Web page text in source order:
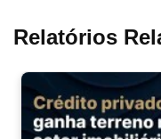
Relatórios